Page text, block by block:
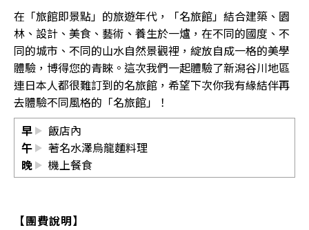
在「旅館即景點」的旅遊年代，「名旅館」結合建築、園
林、設計、美食、藝術、養生於一爐，在不同的國度、不
同的城市、不同的山水自然景觀裡，綻放自成一格的美學
體驗，博得您的青睞。這次我們一起體驗了新潟谷川地區
連日本人都很難訂到的名旅館，希望下次你我有緣結伴再
去體驗不同風格的「名旅館」！
早
飯店內
午
著名水澤烏龍麵料理
晚
機上餐食
【團費說明】